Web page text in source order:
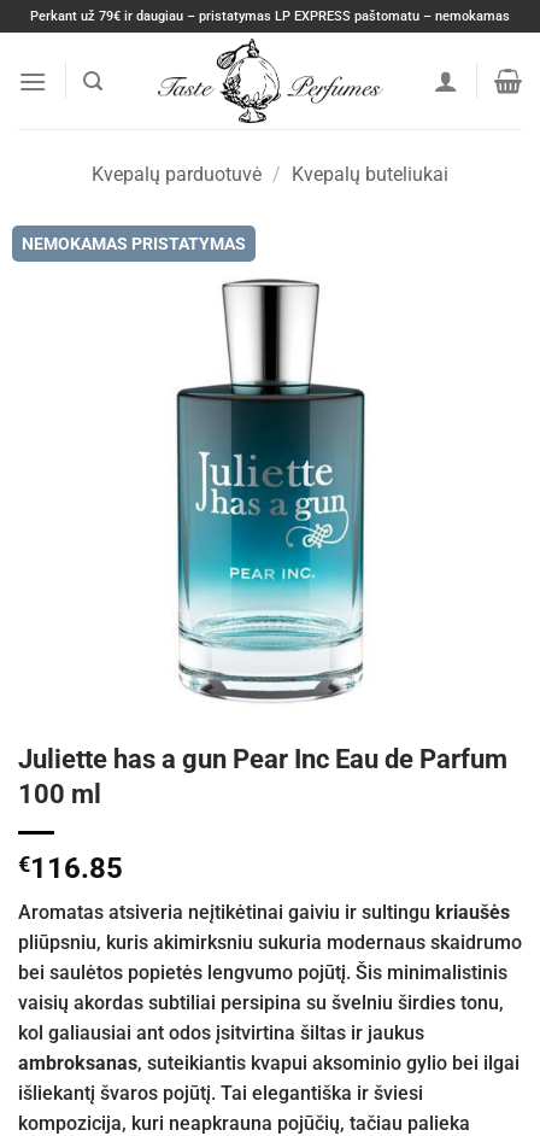
Skip
content
Perkant už 79€ ir daugiau – pristatymas LP EXPRESS paštomatu – nemokamas
Kvepalų parduotuvė / Kvepalų buteliukai
NEMOKAMAS PRISTATYMAS
Juliette has a gun Pear Inc Eau de Parfum
100 ml
€116.85
Aromatas atsiveria neįtikėtinai gaiviu ir sultingu kriaušės
pliūpsniu, kuris akimirksniu sukuria modernaus skaidrumo
bei saulėtos popietės lengvumo pojūtį. Šis minimalistinis
vaisių akordas subtiliai persipina su švelniu širdies tonu,
kol galiausiai ant odos įsitvirtina šiltas ir jaukus
ambroksanas, suteikiantis kvapui aksominio gylio bei ilgai
išliekantį švaros pojūtį. Tai elegantiška ir šviesi
kompozicija, kuri neapkrauna pojūčių, tačiau palieka